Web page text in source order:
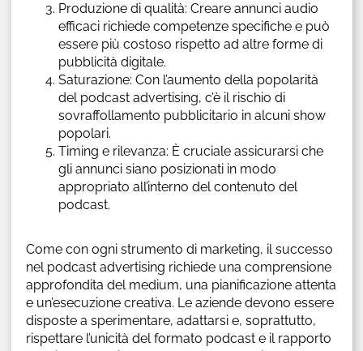
Produzione di qualità: Creare annunci audio
efficaci richiede competenze specifiche e può
essere più costoso rispetto ad altre forme di
pubblicità digitale.
Saturazione: Con l’aumento della popolarità
del podcast advertising, c’è il rischio di
sovraffollamento pubblicitario in alcuni show
popolari.
Timing e rilevanza: È cruciale assicurarsi che
gli annunci siano posizionati in modo
appropriato all’interno del contenuto del
podcast.
Come con ogni strumento di marketing, il successo
nel podcast advertising richiede una comprensione
approfondita del medium, una pianificazione attenta
e un’esecuzione creativa. Le aziende devono essere
disposte a sperimentare, adattarsi e, soprattutto,
rispettare l’unicità del formato podcast e il rapporto